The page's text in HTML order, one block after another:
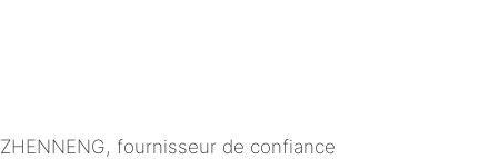
fournisseur de confiance